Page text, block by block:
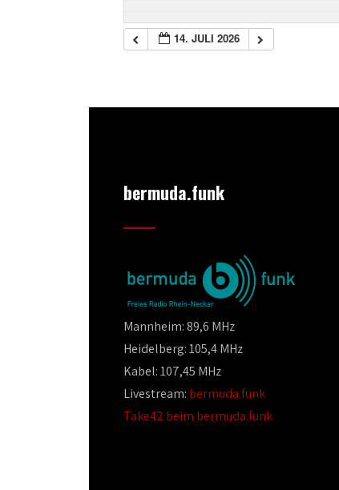
14. JULI 2026
bermuda.funk
Mannheim: 89,6 MHz
Heidelberg: 105,4 MHz
Kabel: 107,45 MHz
Livestream: bermuda.funk
Take42 beim bermuda.funk